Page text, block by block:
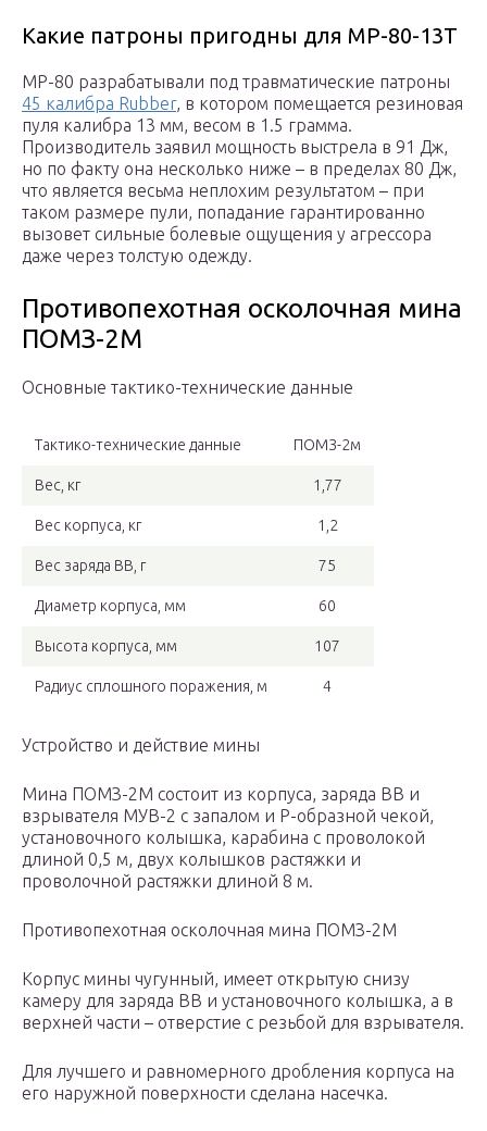
Какие патроны пригодны для МР-80-13Т
MP-80 разрабатывали под травматические патроны
45 калибра Rubber, в котором помещается резиновая
пуля калибра 13 мм, весом в 1.5 грамма.
Производитель заявил мощность выстрела в 91 Дж,
но по факту она несколько ниже – в пределах 80 Дж,
что является весьма неплохим результатом – при
таком размере пули, попадание гарантированно
вызовет сильные болевые ощущения у агрессора
даже через толстую одежду.
Противопехотная осколочная мина
ПОМЗ-2М
Основные тактико-технические данные
Тактико-технические данные ПОМЗ-2м
Вес, кг 1,77
Вес корпуса, кг 1,2
Вес заряда ВВ, г 75
Диаметр корпуса, мм 60
Высота корпуса, мм 107
Радиус сплошного поражения, м 4
Устройство и действие мины
Мина ПОМЗ-2М состоит из корпуса, заряда ВВ и
взрывателя МУВ-2 с запалом и Р-образной чекой,
установочного колышка, карабина с проволокой
длиной 0,5 м, двух колышков растяжки и
проволочной растяжки длиной 8 м.
Противопехотная осколочная мина ПОМЗ-2М
Корпус мины чугунный, имеет открытую снизу
камеру для заряда ВВ и установочного колышка, а в
верхней части – отверстие с резьбой для взрывателя.
Для лучшего и равномерного дробления корпуса на
его наружной поверхности сделана насечка.